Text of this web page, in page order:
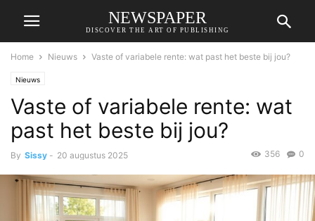
NEWSPAPER
DISCOVER THE ART OF PUBLISHING
Home Nieuws Vaste of variabele rente: wat past het beste bij jou?
Nieuws
Vaste of variabele rente: wat
past het beste bij jou?
By Sissy - 20 augustus 2025 0
356